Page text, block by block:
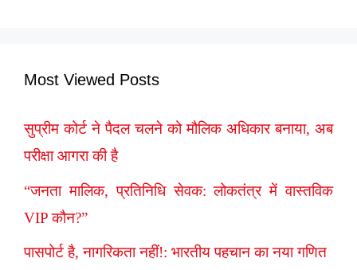
Most Viewed Posts
सुप्रीम कोर्ट ने पैदल चलने को मौलिक अधिकार बनाया, अब
परीक्षा आगरा की है
“जनता मालिक, प्रतिनिधि सेवक: लोकतंत्र में वास्तविक
VIP कौन?”
पासपोर्ट है, नागरिकता नहीं!: भारतीय पहचान का नया गणित